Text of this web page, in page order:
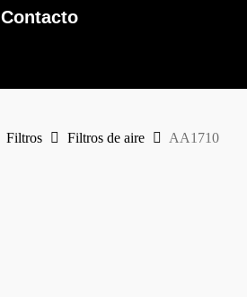
Contacto
Filtros Filtros de aire AA1710